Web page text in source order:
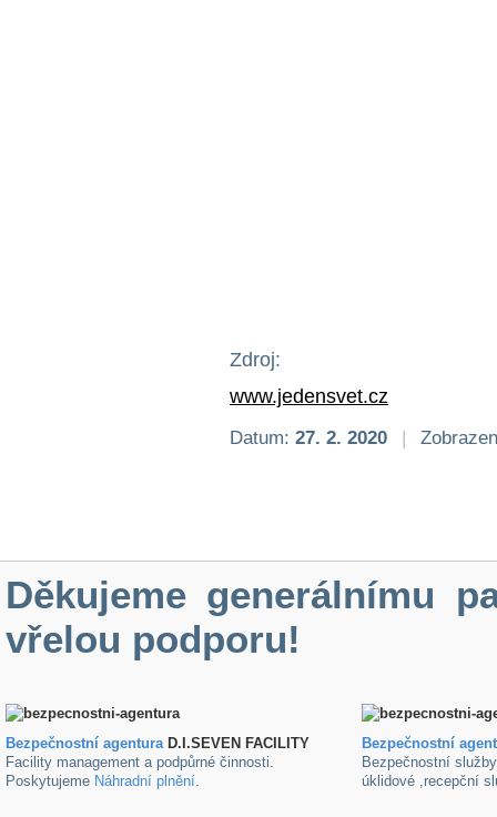
Zdroj:
www.jedensvet.cz
Datum: 27. 2. 2020 |
Děkujeme generálnímu
vřelou podporu!
Bezpečnostní agenturaD.I.SEVEN FACILITY
Facility management a podpůrné činnosti.
Poskytujeme Náhradní plnění.
Bezpečnostní
Bezpečnostní
úklidové ,recepční